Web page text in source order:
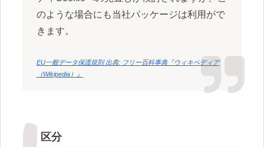
のような場合にも当社パッケージは利用がで
きます。
EU一般データ保護規則 出典: フリー百科事典『ウィキペディア
（Wikipedia）』
区分